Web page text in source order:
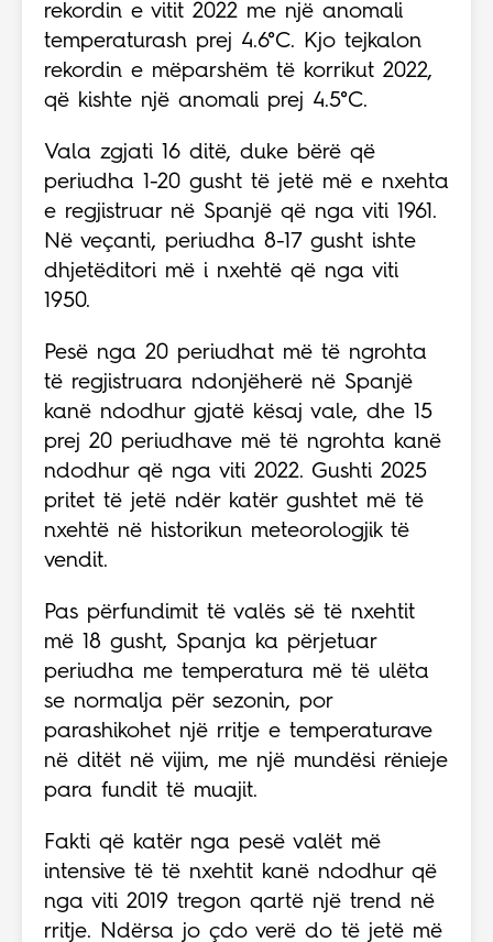
rekordin e vitit 2022 me një anomali
temperaturash prej 4.6°C. Kjo tejkalon
rekordin e mëparshëm të korrikut 2022,
që kishte një anomali prej 4.5°C.
Vala zgjati 16 ditë, duke bërë që
periudha 1-20 gusht të jetë më e nxehta
e regjistruar në Spanjë që nga viti 1961.
Në veçanti, periudha 8-17 gusht ishte
dhjetëditori më i nxehtë që nga viti
1950.
Pesë nga 20 periudhat më të ngrohta
të regjistruara ndonjëherë në Spanjë
kanë ndodhur gjatë kësaj vale, dhe 15
prej 20 periudhave më të ngrohta kanë
ndodhur që nga viti 2022. Gushti 2025
pritet të jetë ndër katër gushtet më të
nxehtë në historikun meteorologjik të
vendit.
Pas përfundimit të valës së të nxehtit
më 18 gusht, Spanja ka përjetuar
periudha me temperatura më të ulëta
se normalja për sezonin, por
parashikohet një rritje e temperaturave
në ditët në vijim, me një mundësi rënieje
para fundit të muajit.
Fakti që katër nga pesë valët më
intensive të të nxehtit kanë ndodhur që
nga viti 2019 tregon qartë një trend në
rritje. Ndërsa jo çdo verë do të jetë më